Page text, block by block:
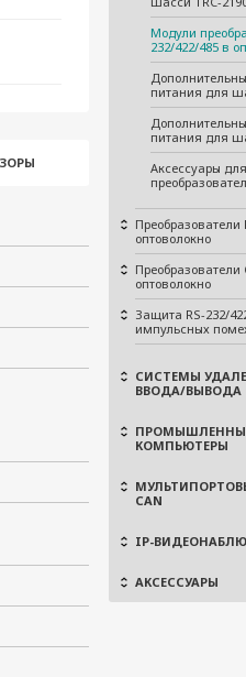
Модули
232/422/485 в
питания для
питания для
Аксессуары
Преобразователи
оптоволокно
Преобразователи
оптоволокно
Защита RS-232/
импульсных
СИСТЕМЫ
ВВОДА/ВЫВОДА
КОМПЬЮТЕРЫ
CAN
IP-
АКСЕССУАРЫ